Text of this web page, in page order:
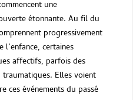
une
étonnante. Au fil du
progressivement
certaines
affectifs, parfois des
Elles voient
ces événements du passé